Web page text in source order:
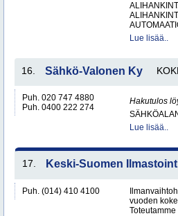
Lue lisää..
16. Sähkö-Valonen Ky
Puh. 020 747 4880
Puh. 0400 222 274
Hakutulos
Lue lisää..
17. Keski-Suomen
Puh. (014) 410 4100
vuoden